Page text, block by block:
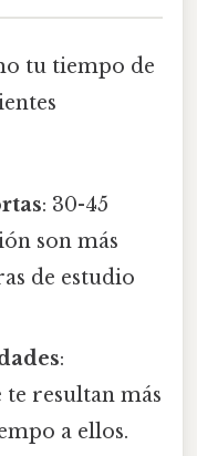
tu tiempo de
: 30-45
son más
de estudio
:
resultan más
a ellos.